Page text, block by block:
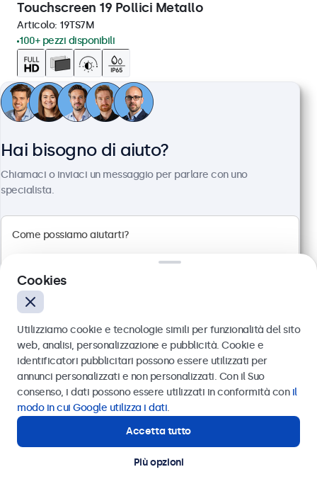
Touchscreen 19 Pollici Metallo
Articolo: 19TS7M
100+ pezzi disponibili
Pannello multi-touch Full HD
Connessioni: HDMI, DisplayPort, USB-C, VGA
Montaggio: scrivania, parete, incasso
Dimensioni esterne: 481 x 294 x 45 mm
€ 569,00
€ 694,18 IVA incl.
Touchscreen 19 Pollici Metallo (Alta
Hai bisogno di aiuto?
Chiamaci o inviaci un messaggio per parlare con uno
specialista.
Inviare
Oppure chiamaci al
Contatta i nostri esperti
Cookies
Utilizziamo cookie e tecnologie simili per funzionalità del sito
web, analisi, personalizzazione e pubblicità. Cookie e
identificatori pubblicitari possono essere utilizzati per
annunci personalizzati e non personalizzati. Con il Suo
consenso, i dati possono essere utilizzati in conformità con il
modo in cui Google utilizza i dati.
Accetta tutto
Più opzioni